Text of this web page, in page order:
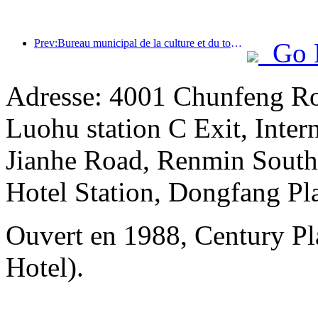
Prev:Bureau municipal de la culture et du tourisme de Pékin : En 2025, Pékin a accueilli 5,48 millions de touristes étrangers, soit une augmentation de 39 % par rapport à l’année précédente.
Go
Adresse: 4001 Chunfeng
Luohu station C Exit,
Jianhe Road, Renmin
Hotel Station, Dongfang
Ouvert en 1988, Century
Hotel).